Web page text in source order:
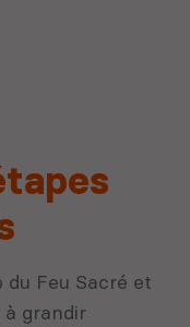
du Feu Sacré et
grandir